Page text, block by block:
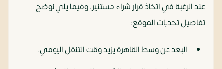
عند الرغبة في اتخاذ قرار شراء مستنير، وفيما يلي نوضح
تفاصيل تحديات الموقع:
البعد عن وسط القاهرة يزيد وقت التنقل اليومي.